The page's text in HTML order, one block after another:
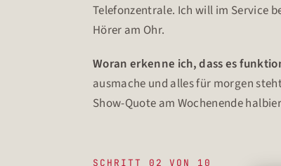
Telefonzentrale. Ich will im Service
Hörer am Ohr.
Woran erkenne ich, dass es
ausmache und alles für morgen
Show-Quote am Wochenende
SCHRITT 02 VON 10